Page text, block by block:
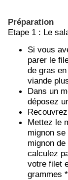
Préparation
Etape 1 : Le
Si vous
parer le
de gras
viande
Dans un
déposez
Mettez le
mignon
mignon
calculez
votre filet
grammes